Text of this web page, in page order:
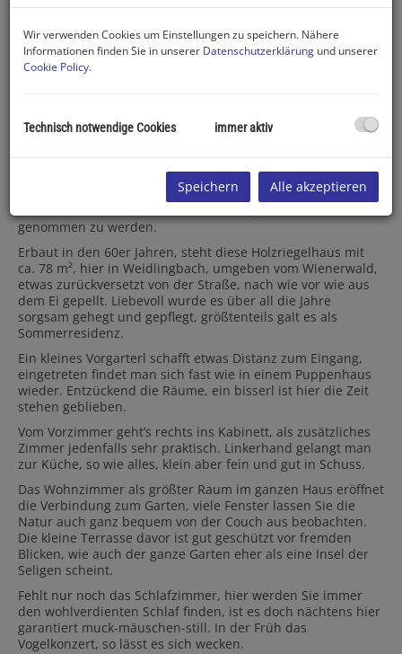
Beschreibung
Dieses putzige kleine Häuschen in gutem Zustand mit einem
genommen zu werden.
Erbaut in den 60er Jahren, steht diese Holzriegelhaus mit
ca. 78 m², hier in Weidlingbach, umgeben vom Wienerwald,
etwas zurückversetzt von der Straße, nach wie vor wie aus
dem Ei gepellt. Liebevoll wurde es über all die Jahre
sorgsam gehegt und gepflegt, größtenteils galt es als
Sommerresidenz.
Ein kleines Vorgarterl schafft etwas Distanz zum Eingang,
eingetreten findet man sich fast wie in einem Puppenhaus
wieder. Entzückend die Räume, ein bisserl ist hier die Zeit
stehen geblieben.
Vom Vorzimmer geht’s rechts ins Kabinett, als zusätzliches
Zimmer jedenfalls sehr praktisch. Linkerhand gelangt man
zur Küche, so wie alles, klein aber fein und gut in Schuss.
Das Wohnzimmer als größter Raum im ganzen Haus eröffnet
die Verbindung zum Garten, viele Fenster lassen Sie die
Natur auch ganz bequem von der Couch aus beobachten.
Die kleine Terrasse davor ist gut geschützt vor fremden
Blicken, wie auch der ganze Garten eher als eine Insel der
Seligen scheint.
Fehlt nur noch das Schlafzimmer, hier werden Sie immer
den wohlverdienten Schlaf finden, ist es doch nächtens hier
garantiert muck-mäuschen-still. In der Früh das
Vogelkonzert, so lässt es sich wecken.
Wir verwenden Cookies um Einstellungen zu speichern. Nähere
Informationen finden Sie in unserer Datenschutzerklärung und unserer
Cookie Policy.
Technisch notwendige Cookies immer aktiv
Speichern Alle akzeptieren